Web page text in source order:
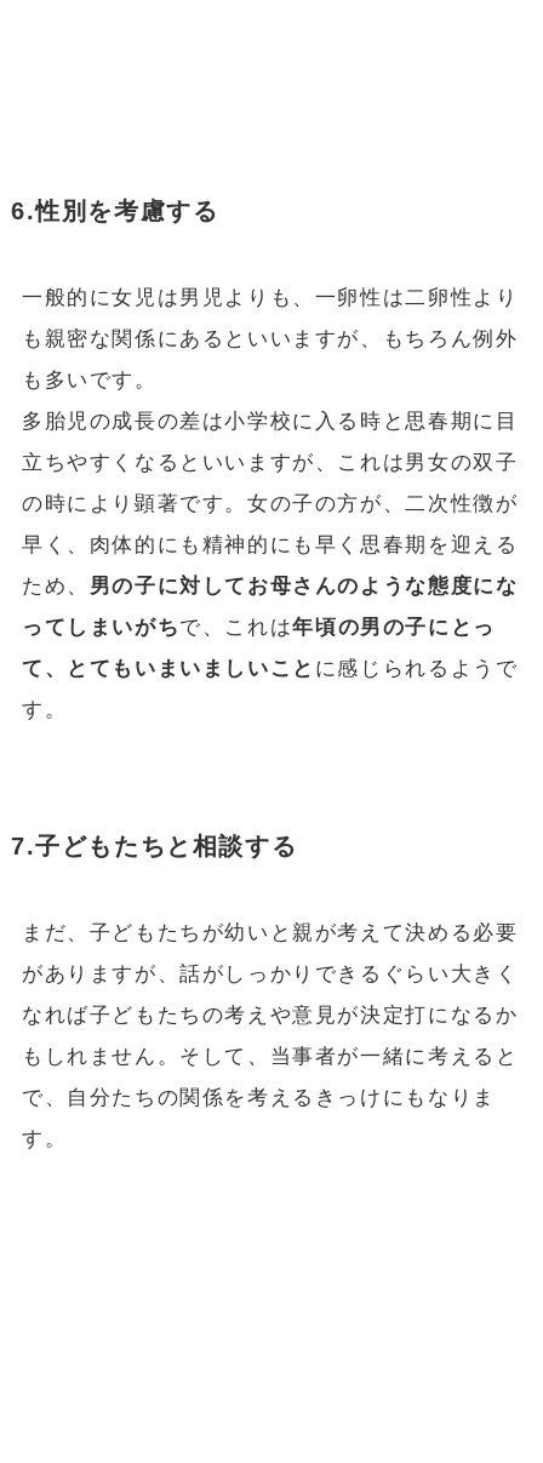
6.性別を考慮する
一般的に女児は男児よりも、一卵性は二卵性より
も親密な関係にあるといいますが、もちろん例外
も多いです。
多胎児の成長の差は小学校に入る時と思春期に目
立ちやすくなるといいますが、これは男女の双子
の時により顕著です。女の子の方が、二次性徴が
早く、肉体的にも精神的にも早く思春期を迎える
ため、 男の子に対してお母さんのような態度にな
ってしまいがちで、これは年頃の男の子にとっ
て、とてもいまいましいこと に感じられるようで
す。
7.子どもたちと相談する
まだ、子どもたちが幼いと親が考えて決める必要
がありますが、話がしっかりできるぐらい大きく
なれば子どもたちの考えや意見が決定打になるか
もしれません。そして、当事者が一緒に考えると
で、自分たちの関係を考えるきっけにもなりま
す。